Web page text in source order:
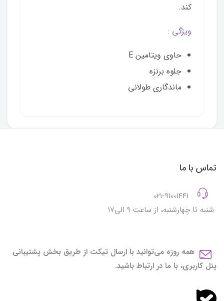
کند.
ویژگی :
حاوی ویتامین E
جلوه برنزه
ماندگاری طولانی
تماس با ما
شنبه تا چهارشنبه، از ساعت 9 الی17
همه روزه می‌توانید با ارسال تیکت از طریق بخش پشتیبانی
پنل کاربری، با ما در ارتباط باشید.